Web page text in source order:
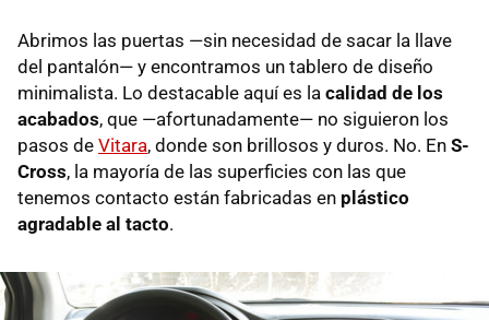
Abrimos las puertas —sin necesidad de sacar la llave
del pantalón— y encontramos un tablero de diseño
minimalista. Lo destacable aquí es la calidad de los
acabados, que —afortunadamente— no siguieron los
pasos de Vitara, donde son brillosos y duros. No. En S-
Cross, la mayoría de las superficies con las que
tenemos contacto están fabricadas en plástico
agradable al tacto.